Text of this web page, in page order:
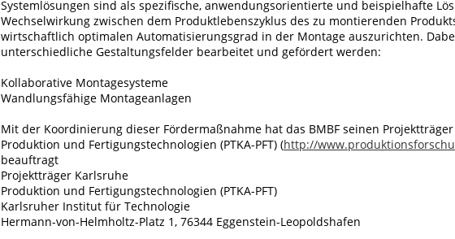
Systemlösungen sind als spezifische, anwendungs­orientierte und beispielhafte
Wechselwirkung zwischen dem Produktlebenszyklus des zu montierenden
wirtschaftlich optimalen Automatisierungsgrad in der Montage auszurichten.
unterschiedliche Gestaltungsfelder bearbeitet und gefördert werden:
Kollaborative Montagesysteme
Wandlungsfähige Montageanlagen
Mit der Koordinierung dieser Fördermaßnahme hat das BMBF seinen
Produktion und Fertigungstechnologien (PTKA-PFT) (http://
beauftragt
Projektträger Karlsruhe
Produktion und Fertigungstechnologien (PTKA-PFT)
Karlsruher Institut für Technologie
Hermann-von-Helmholtz-Platz 1, 76344 Eggenstein-Leopoldshafen